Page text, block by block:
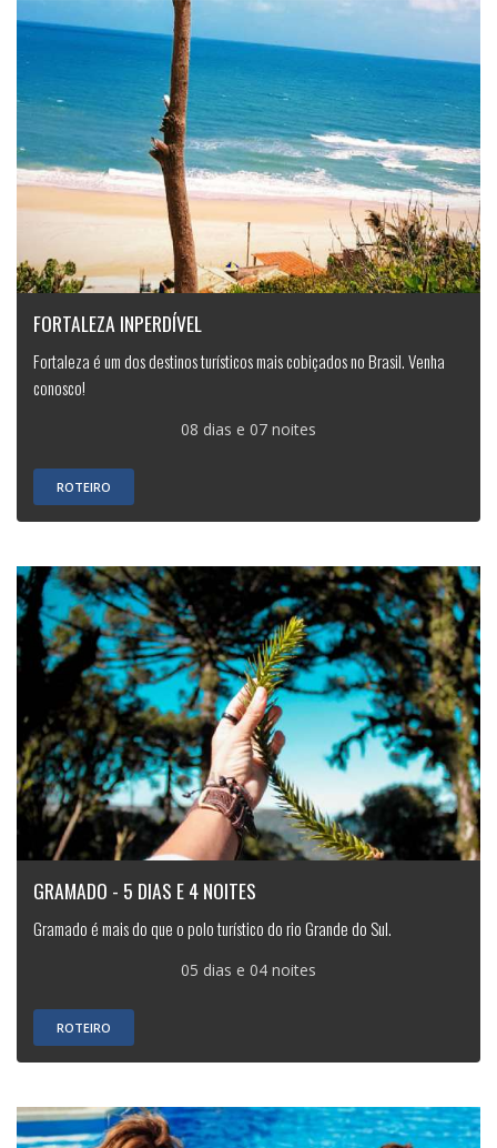
FORTALEZA INPERDÍVEL
Fortaleza é um dos destinos turísticos mais cobiçados no Brasil. Venha
conosco!
08 dias e 07 noites
ROTEIRO
GRAMADO - 5 DIAS E 4 NOITES
Gramado é mais do que o polo turístico do rio Grande do Sul.
05 dias e 04 noites
ROTEIRO